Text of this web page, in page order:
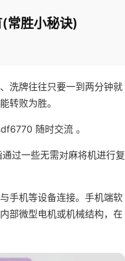
常胜小秘诀)
洗牌往往只要一到两分钟就
转败为胜。
随时交流 。
过一些无需对麻将机进行复
手机等设备连接。手机端软
部微型电机或机械结构，在